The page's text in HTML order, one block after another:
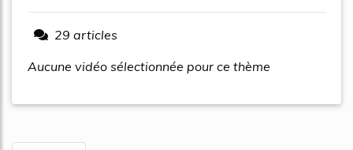
29 articles
Aucune vidéo sélectionnée pour ce thème